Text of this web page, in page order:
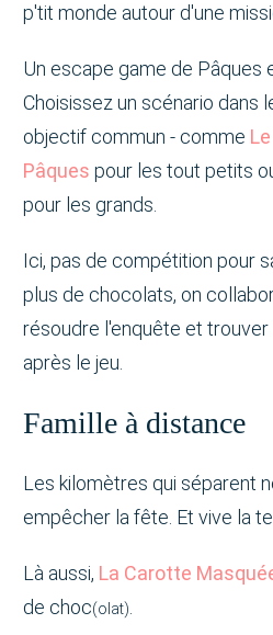
p'tit monde autour d'une
Un escape game de Pâques
Choisissez un scénario dans
objectif commun - comme
Pâques pour les tout petits
pour les grands.
Ici, pas de compétition pour
plus de chocolats, on
résoudre l'enquête et
après le jeu.
Famille à distance
Les kilomètres qui séparent
empêcher la fête. Et vive la
Là aussi, La Carotte
de choc(olat)